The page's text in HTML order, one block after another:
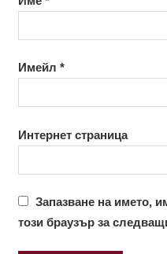
Имейл *
Интернет страница
Запазване на името,
този браузър за